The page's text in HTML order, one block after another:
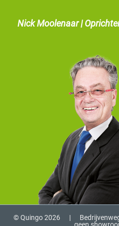
Nick Moolenaar |
© Quingo 2026 |